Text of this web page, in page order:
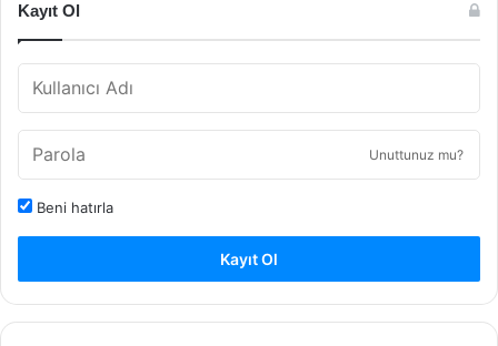
Kayıt Ol
Unuttunuz mu?
Beni hatırla
Kayıt Ol